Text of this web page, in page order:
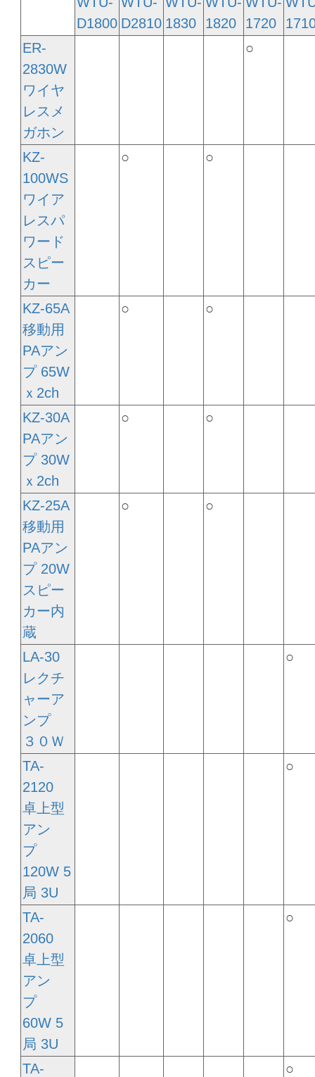
D1800 D2810 1830
1820
1720
ER-
2830W
ワイヤ
レスメ
ガホン
○
KZ-
100WS
ワイア
レスパ
ワード
スピー
カー
○ ○
KZ-65A
移動用
PAアン
プ 65W
ｘ2ch
○ ○
KZ-30A
PAアン
プ 30W
ｘ2ch
○ ○
KZ-25A
移動用
PAアン
プ 20W
スピー
カー内
蔵
○ ○
LA-30
レクチ
ャーア
ンプ
３０Ｗ
○
TA-
2120
卓上型
アン
プ
120W 5
局 3U
○
TA-
2060
卓上型
アン
プ
60W 5
局 3U
○
TA-
○